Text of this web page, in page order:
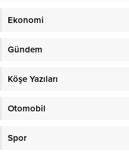
Ekonomi
Gündem
Köşe Yazıları
Otomobil
Spor